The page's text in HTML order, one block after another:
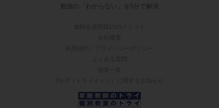
勉強の「わからない」を5分で解決